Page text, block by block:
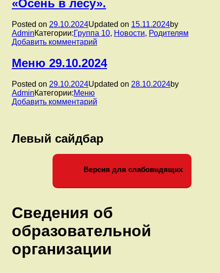
«Осень в лесу».
Posted on 29.10.2024Updated on 15.11.2024by
AdminКатегории:Группа 10, Новости, Родителям
Добавить комментарий
Группа
10.
занятие
в
Меню 29.10.2024
Posted on 29.10.2024Updated on 28.10.2024by
AdminКатегории:Меню
Добавить комментарий
Левый сайдбар
Версия для слабовидящих
Сведения об
образовательной
организации